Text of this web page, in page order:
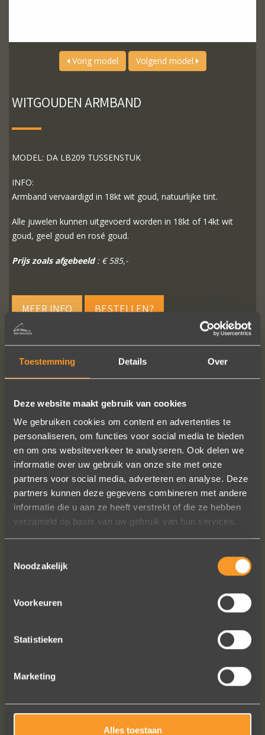
Toestemming Details Over
Deze website maakt gebruik van cookies
We gebruiken cookies om content en advertenties te
personaliseren, om functies voor social media te bieden
en om ons websiteverkeer te analyseren. Ook delen we
informatie over uw gebruik van onze site met onze
partners voor social media, adverteren en analyse. Deze
partners kunnen deze gegevens combineren met andere
informatie die u aan ze heeft verstrekt of die ze hebben
verzameld op basis van uw gebruik van hun services.
Noodzakelijk
Voorkeuren
Statistieken
Marketing
Alles toestaan
Vorig model Volgend model
WITGOUDEN ARMBAND
MODEL: DA LB209 TUSSENSTUK
INFO:
Armband vervaardigd in 18kt wit goud, natuurlijke tint.
Alle juwelen kunnen uitgevoerd worden in 18kt of 14kt wit
goud, geel goud en rosé goud.
Prijs zoals afgebeeld: € 585,-
MEER INFO BESTELLEN?
VOLG ONS OP SOCIALE MEDIA
In de ban van uw creaties zijn we
bezig met onze derde bestelling (uit
Frankrijk). De ontvangst is altijd zo
vriendelijk, het team reageert snel en
paar steentjes aan toegevoegd, het